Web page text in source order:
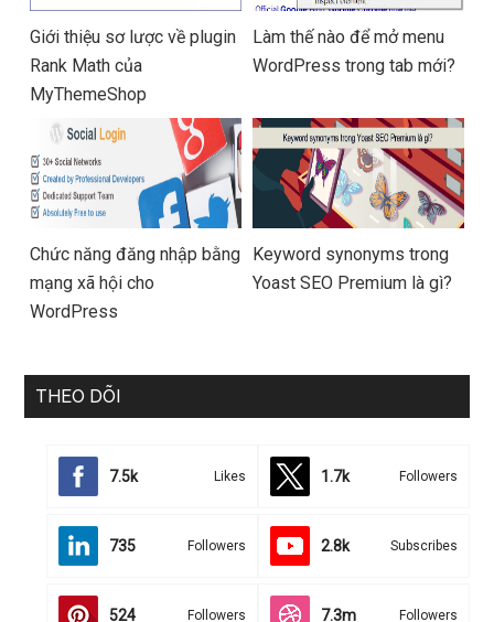
Giới thiệu sơ lược về plugin
Rank Math của
MyThemeShop
Làm thế nào để mở menu
WordPress trong tab mới?
Chức năng đăng nhập bằng
mạng xã hội cho
WordPress
Keyword synonyms trong
Yoast SEO Premium là gì?
THEO DÕI
7.5k Likes 1.7k Followers
735 Followers 2.8k Subscribes
524 Followers 7.3m Followers